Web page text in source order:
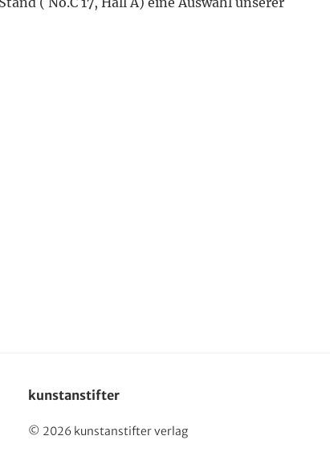
kunstanstifter
© 2026 kunstanstifter verlag